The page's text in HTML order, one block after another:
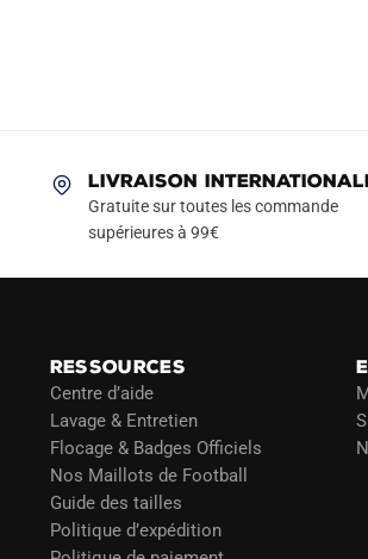
LIVRAISON
Gratuite sur toutes les commande
supérieures à 99€
RESSOURCES
Centre d’aide
Lavage & Entretien
Flocage & Badges Officiels
Nos Maillots de Football
Guide des tailles
Politique d’expédition